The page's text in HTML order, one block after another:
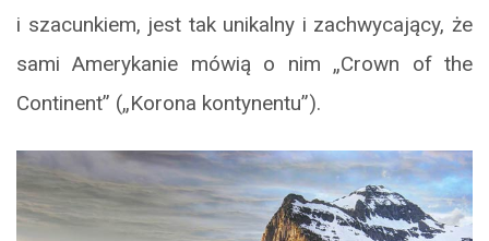
i szacunkiem, jest tak unikalny i zachwycający, że
sami Amerykanie mówią o nim „Crown of the
Continent” („Korona kontynentu”).